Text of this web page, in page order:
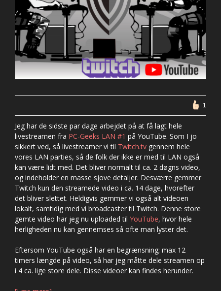
1
Jeg har de sidste par dage arbejdet på at få lagt hele
livestreamen fra PC-Geeks LAN #1 på YouTube. Som I jo
sikkert ved, så livestreamer vi til Twitch.tv gennem hele
vores LAN parties, så de folk der ikke er med til LAN også
kan være lidt med. Det bliver normalt til ca. 2 døgns video,
og indeholder en masse sjove detaljer. Desværre gemmer
Twitch kun den streamede video i ca. 14 dage, hvorefter
det bliver slettet. Heldigvis gemmer vi også alt videoen
lokalt, samtidig med vi broadcaster til Twitch. Denne store
gemte video har jeg nu uploaded til YouTube, hvor hele
herligheden nu kan gennemses så ofte man lyster det.
Eftersom YouTube også har en begrænsning; max 12
timers længde på video, så har jeg måtte dele streamen op
i 4 ca. lige store dele. Disse videoer kan findes herunder.